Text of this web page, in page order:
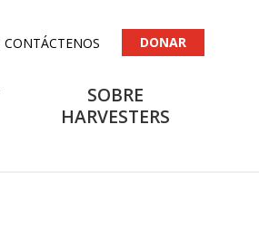
CONTÁCTENOS DONAR
SOBRE
HARVESTERS